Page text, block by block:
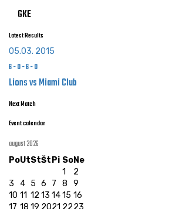
GKE
Latest Results
05.03. 2015
6-0-6-0
Lions vs Miami Club
Next Match
Event calendar
august 2026
PoUtStŠt Pi SoNe
1
2
3
4 5 6 7 8
9
10 11 12 13 1415 16
17 18 19 2021 2223